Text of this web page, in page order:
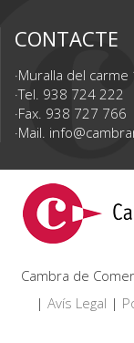
CONTACTE
Muralla del carme
Tel. 938 724 222
Fax. 938 727 766
Mail.
Cambra de
| Avís Legal |